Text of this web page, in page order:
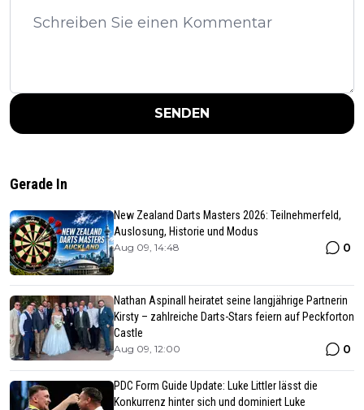
SENDEN
Gerade In
New Zealand Darts Masters 2026: Teilnehmerfeld,
Auslosung, Historie und Modus
Aug 09, 14:48 0
Nathan Aspinall heiratet seine langjährige Partnerin
Kirsty – zahlreiche Darts-Stars feiern auf Peckforton
Castle
Aug 09, 12:00 0
PDC Form Guide Update: Luke Littler lässt die
Konkurrenz hinter sich und dominiert Luke